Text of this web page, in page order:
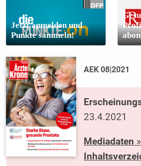
Jetzt anmelden und
Punkte sammeln!
AEK 08|2021
23.4.2021
Mediadaten »